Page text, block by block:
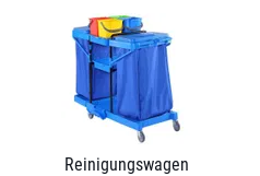
Reinigungswagen